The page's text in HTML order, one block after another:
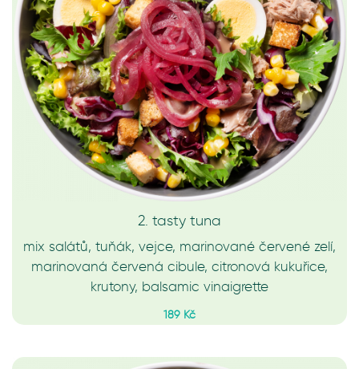
2. tasty tuna
mix salátů, tuňák, vejce, marinované červené zelí,
marinovaná červená cibule, citronová kukuřice,
krutony, balsamic vinaigrette
189 Kč